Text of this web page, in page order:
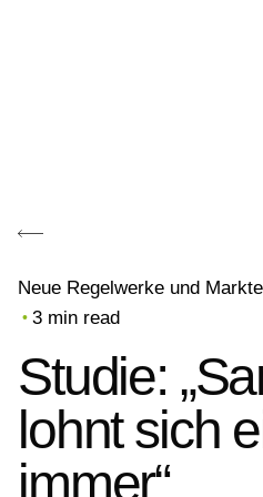
Neue Regelwerke und
3 min read
Studie:
lohnt sich
immer“